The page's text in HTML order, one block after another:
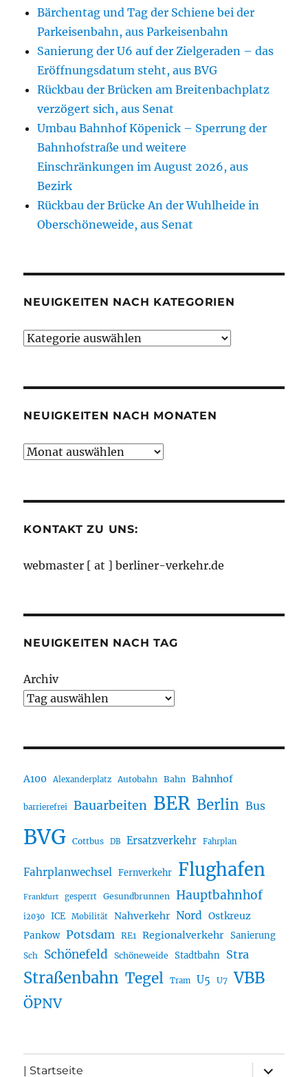
Bärchentag und Tag der Schiene bei der
Parkeisenbahn, aus Parkeisenbahn
Sanierung der U6 auf der Zielgeraden – das
Eröffnungsdatum steht, aus BVG
Rückbau der Brücken am Breitenbachplatz
verzögert sich, aus Senat
Umbau Bahnhof Köpenick – Sperrung der
Bahnhofstraße und weitere
Einschränkungen im August 2026, aus
Bezirk
Rückbau der Brücke An der Wuhlheide in
Oberschöneweide, aus Senat
NEUIGKEITEN NACH KATEGORIEN
Neuigkeiten
NEUIGKEITEN NACH MONATEN
Neuigkeiten
KONTAKT ZU UNS:
webmaster [ at ] berliner-verkehr.de
NEUIGKEITEN NACH TAG
Archiv
A100 Alexanderplatz Autobahn Bahn Bahnhof
barrierefrei Bauarbeiten BER Berlin Bus
BVG Cottbus DB Ersatzverkehr Fahrplan
Fahrplanwechsel Fernverkehr Flughafen
Frankfurt gesperrt Gesundbrunnen Hauptbahnhof
i2030 ICE Mobilität Nahverkehr Nord Ostkreuz
Pankow Potsdam RE1 Regionalverkehr Sanierung
Sch Schönefeld Schöneweide Stadtbahn Stra
Straßenbahn Tegel Tram U5 U7 VBB
ÖPNV
| Startseite